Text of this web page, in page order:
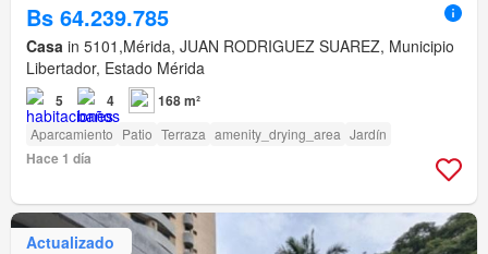
Bs 64.239.785
Casa in 5101,Mérida, JUAN RODRIGUEZ SUAREZ, Municipio
Libertador, Estado Mérida
5 4 168 m²
Aparcamiento Patio Terraza amenity_drying_area Jardín
Hace 1 día
Actualizado